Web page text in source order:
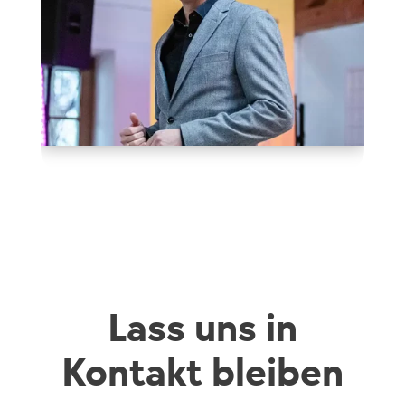
Lass uns in
Kontakt bleiben